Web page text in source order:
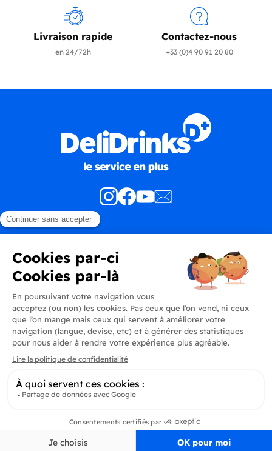
Livraison rapide
en 24/72h
Contactez-nous
+33 (0)4 90 91 20 80
Produits
En savoir plus
Informations
Inscrivez-vous et soyez au courant de toutes les dernières nouveautés de
Delidrinks